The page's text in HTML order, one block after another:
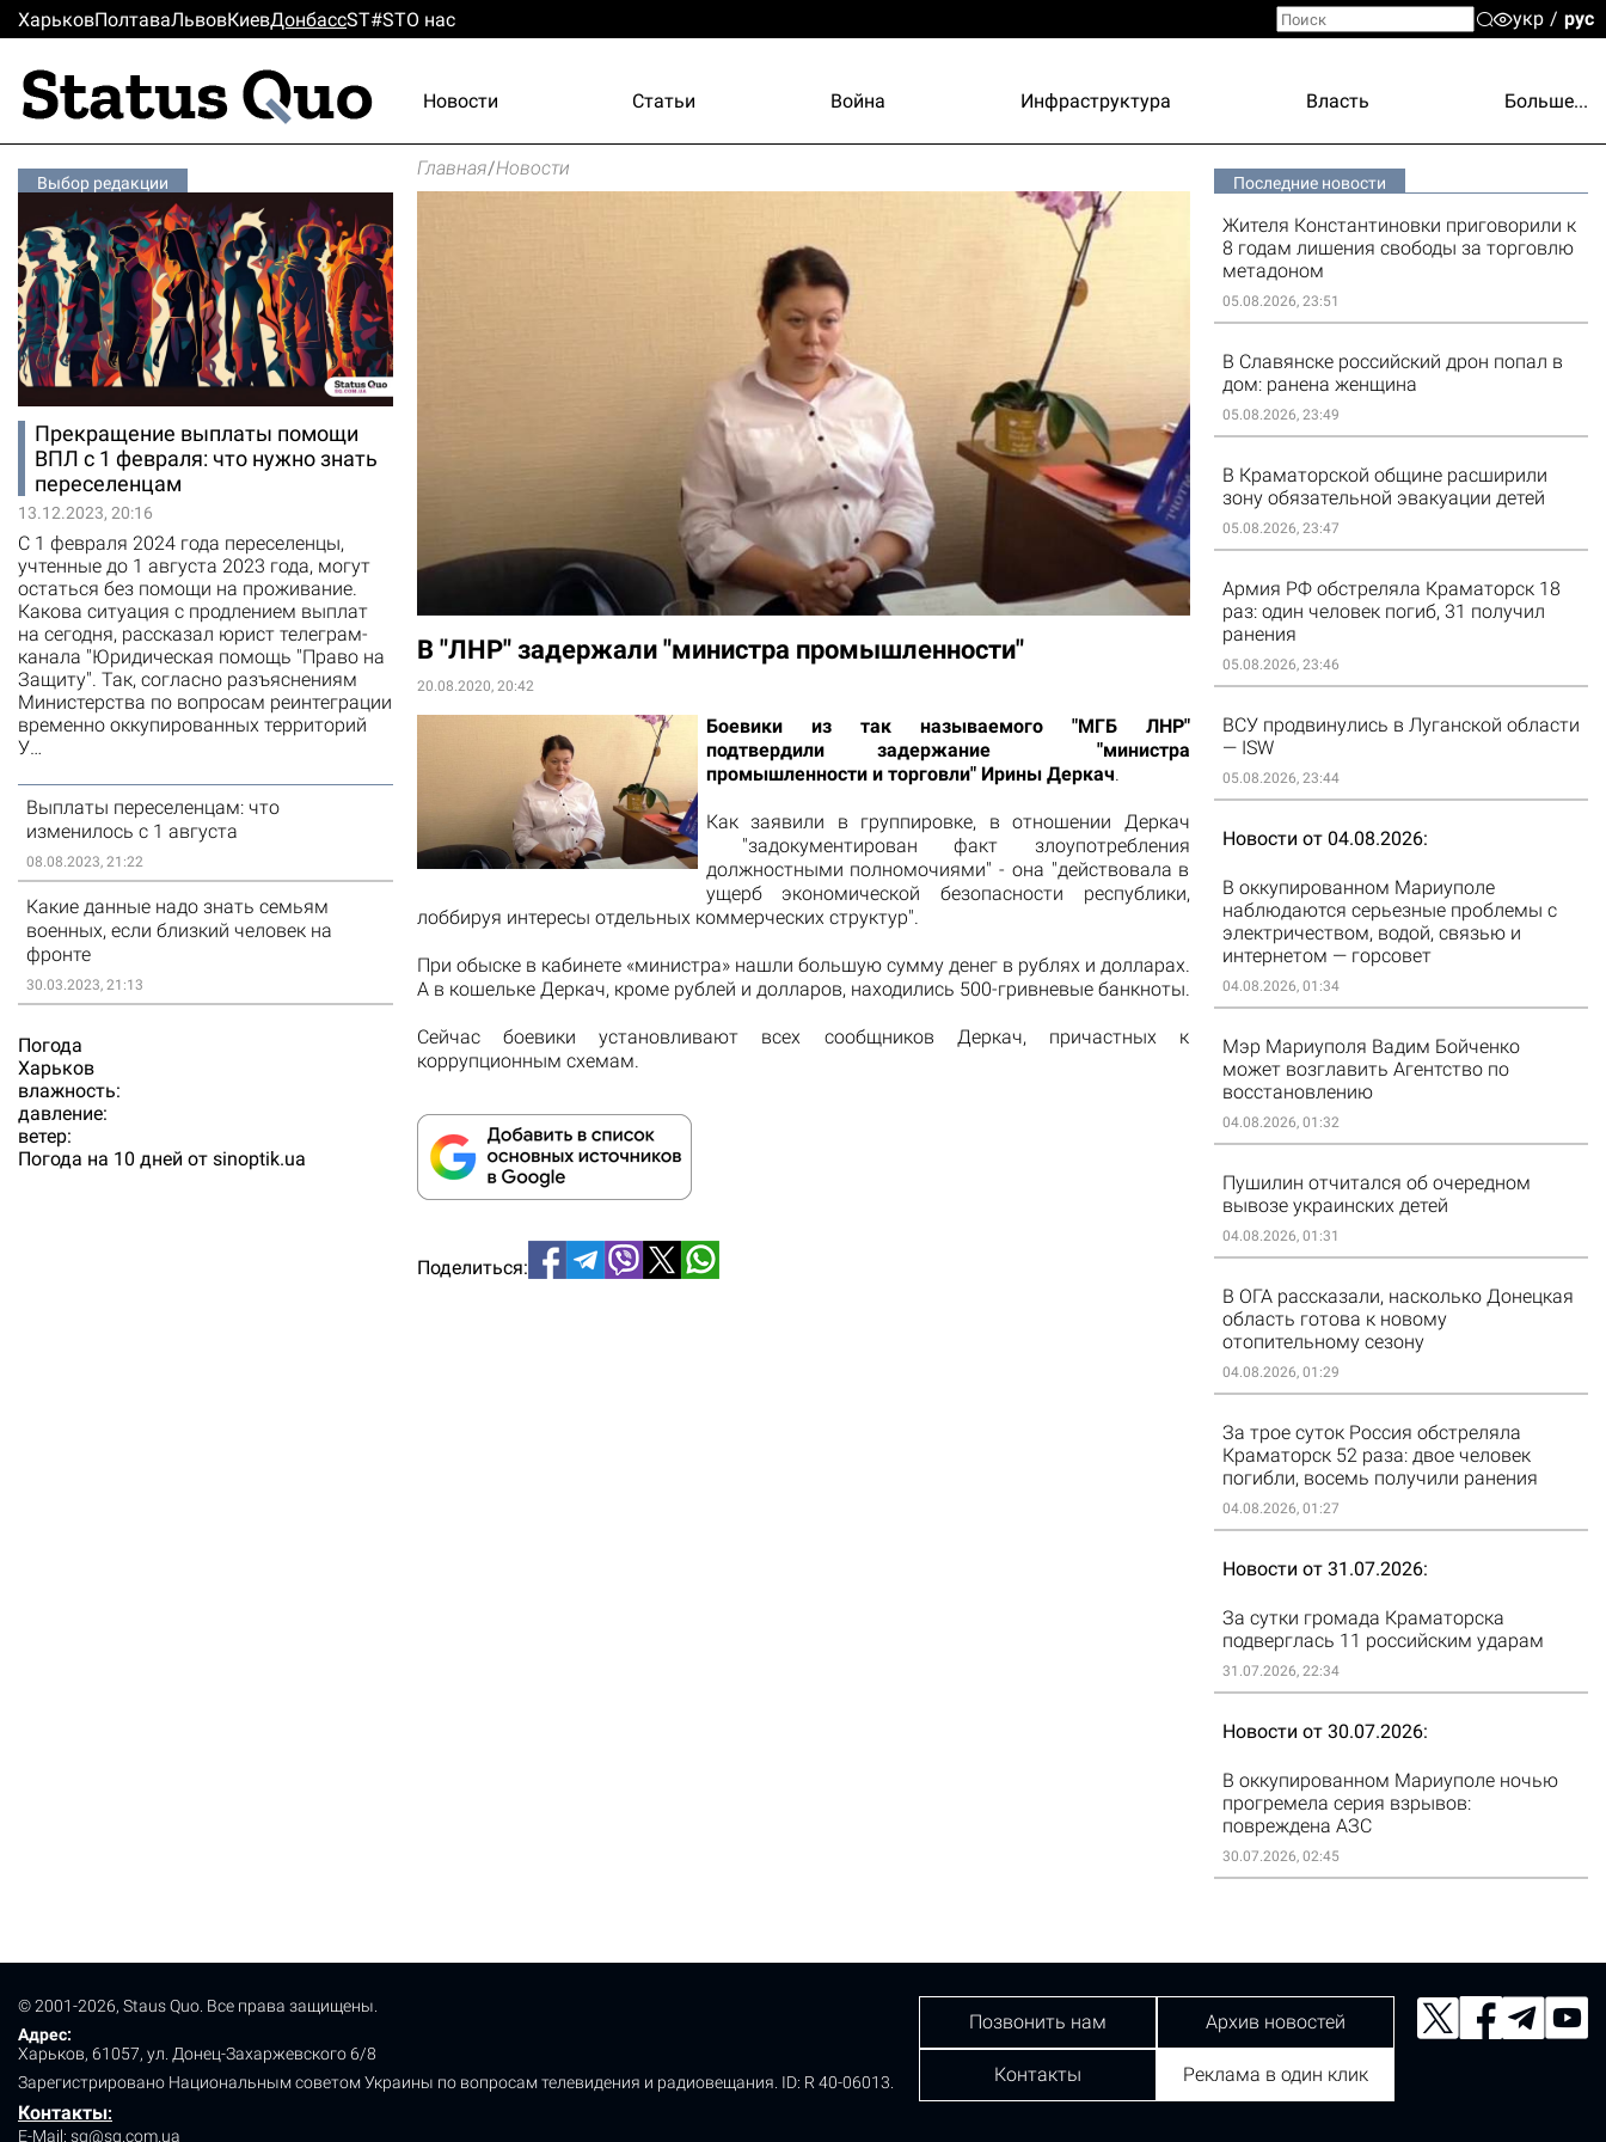
ХарьковПолтаваЛьвовКиевДонбассST#STО нас укр рус
Новости Статьи Война Инфраструктура Власть Больше...
Выбор редакции
Прекращение выплаты помощи
ВПЛ с 1 февраля: что нужно знать
переселенцам
13.12.2023, 20:16
С 1 февраля 2024 года переселенцы,
учтенные до 1 августа 2023 года, могут
остаться без помощи на проживание.
Какова ситуация с продлением выплат
на сегодня, рассказал юрист телеграм-
канала "Юридическая помощь "Право на
Защиту". Так, согласно разъяснениям
Министерства по вопросам реинтеграции
временно оккупированных территорий
У…
Выплаты переселенцам: что
изменилось с 1 августа
08.08.2023, 21:22
Какие данные надо знать семьям
военных, если близкий человек на
фронте
30.03.2023, 21:13
Погода
Харьков
влажность:
давление:
ветер:
Погода на 10 дней от sinoptik.ua
Главная/Новости
В "ЛНР" задержали "министра промышленности"
20.08.2020, 20:42
Боевики из так называемого "МГБ ЛНР"
подтвердили задержание "министра
промышленности и торговли" Ирины Деркач.
Как заявили в группировке, в отношении Деркач
"задокументирован факт злоупотребления
должностными полномочиями" - она "действовала в
ущерб экономической безопасности республики,
лоббируя интересы отдельных коммерческих структур".
При обыске в кабинете «министра» нашли большую сумму денег в рублях и долларах.
А в кошельке Деркач, кроме рублей и долларов, находились 500-гривневые банкноты.
Сейчас боевики установливают всех сообщников Деркач, причастных к
коррупционным схемам.
Поделиться:
Последние новости
Жителя Константиновки приговорили к
8 годам лишения свободы за торговлю
метадоном
05.08.2026, 23:51
В Славянске российский дрон попал в
дом: ранена женщина
05.08.2026, 23:49
В Краматорской общине расширили
зону обязательной эвакуации детей
05.08.2026, 23:47
Армия РФ обстреляла Краматорск 18
раз: один человек погиб, 31 получил
ранения
05.08.2026, 23:46
ВСУ продвинулись в Луганской области
— ISW
05.08.2026, 23:44
Новости от 04.08.2026
В оккупированном Мариуполе
наблюдаются серьезные проблемы с
электричеством, водой, связью и
интернетом — горсовет
04.08.2026, 01:34
Мэр Мариуполя Вадим Бойченко
может возглавить Агентство по
восстановлению
04.08.2026, 01:32
Пушилин отчитался об очередном
вывозе украинских детей
04.08.2026, 01:31
В ОГА рассказали, насколько Донецкая
область готова к новому
отопительному сезону
04.08.2026, 01:29
За трое суток Россия обстреляла
Краматорск 52 раза: двое человек
погибли, восемь получили ранения
04.08.2026, 01:27
Новости от 31.07.2026
За сутки громада Краматорска
подверглась 11 российским ударам
31.07.2026, 22:34
Новости от 30.07.2026
В оккупированном Мариуполе ночью
прогремела серия взрывов:
повреждена АЗС
30.07.2026, 02:45
© 2001-2026, Staus Quo. Все права защищены.
Адрес:
Харьков, 61057, ул. Донец-Захаржевского 6/8
Зарегистрировано Национальным советом Украины по вопросам телевидения и радиовещания. ID: R 40-06013.
Контакты:
E-Mail: sq@sq.com.ua
Позвонить нам Архив новостей
Контакты Реклама в один клик